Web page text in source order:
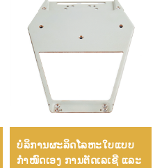
ບໍລິການຜະລິດໂລຫະໃບແບບ
ກຳໜົດເອງ ການຕັດເລເຊີ ແລະ